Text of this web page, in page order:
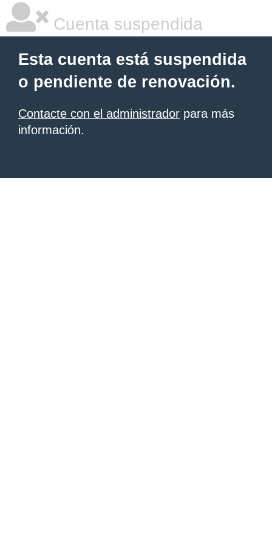
Cuenta suspendida
Esta cuenta está suspendida
o pendiente de renovación.
Contacte con el administrador para más
información.